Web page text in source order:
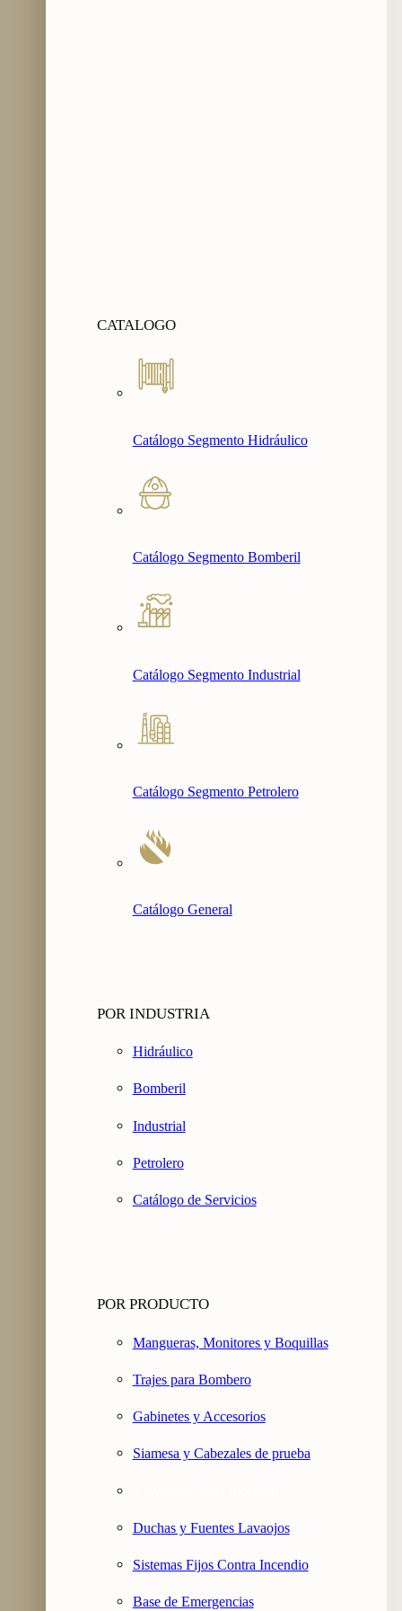
CATALOGO
Catálogo Segmento Hidráulico
Catálogo Segmento Bomberil
Catálogo Segmento Industrial
Catálogo Segmento Petrolero
Catálogo General
POR INDUSTRIA
Hidráulico
Bomberil
Industrial
Petrolero
Catálogo de Servicios
POR PRODUCTO
Mangueras, Monitores y Boquillas
Trajes para Bombero
Gabinetes y Accesorios
Siamesa y Cabezales de prueba
Duchas y Fuentes Lavaojos
Sistemas Fijos Contra Incendio
Base de Emergencias